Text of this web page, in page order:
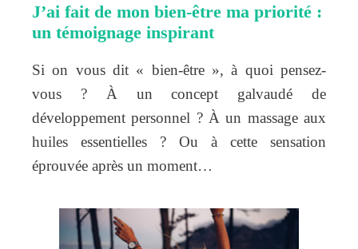
J’ai fait de mon bien-être ma priorité :
un témoignage inspirant
Si on vous dit « bien-être », à quoi pensez-
vous ? À un concept galvaudé de
développement personnel ? À un massage aux
huiles essentielles ? Ou à cette sensation
éprouvée après un moment…